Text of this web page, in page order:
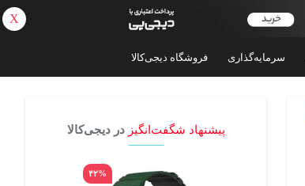
سرمایه‌گذاری فروشگاه دیجی‌کالا
پیشنهاد شگفت‌انگیز در دیجی‌کالا
۴۲%
X